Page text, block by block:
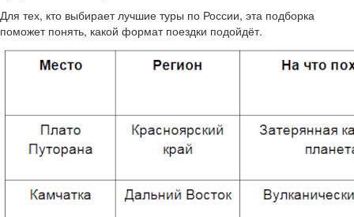
Для тех, кто выбирает лучшие туры по России, эта подборка
поможет понять, какой формат поездки подойдёт.